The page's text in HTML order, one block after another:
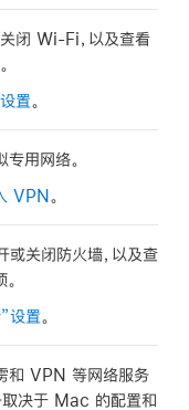
闭 Wi-Fi，以及查看
置。
用网络。
VPN 。
或关闭防火墙，以及查
设置。
和 VPN 等网络服务
取决于 Mac 的配置和